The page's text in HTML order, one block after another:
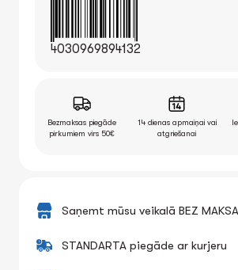
4030969894132
Bezmaksas piegāde
pirkumiem virs 50€
14 dienas apmaiņai vai
atgriešanai
Saņemt mūsu veikalā BEZ
STANDARTA piegāde ar kurjeru